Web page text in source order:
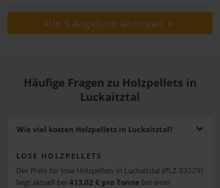
Alle 9 Angebote anzeigen
Häufige Fragen zu Holzpellets in
Luckaitztal
Wie viel kosten Holzpellets in Luckaitztal?
LOSE HOLZPELLETS
Der Preis für lose Holzpellets in Luckaitztal (PLZ 03229)
liegt aktuell bei 413,02 € pro Tonne bei einer